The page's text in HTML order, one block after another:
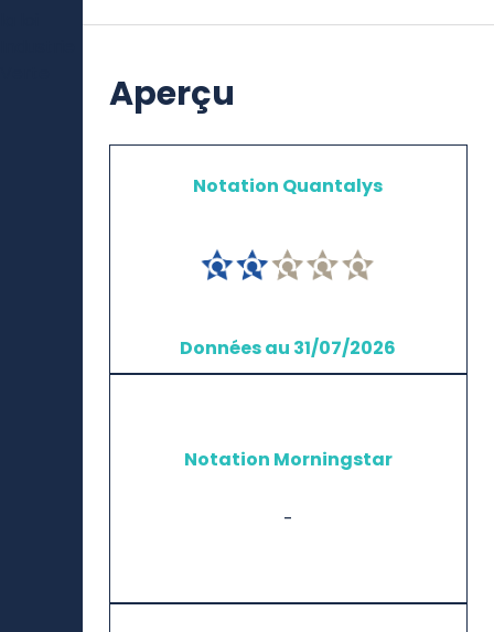
Aperçu
Notation Quantalys
Données au 31/07/2026
Notation Morningstar
-